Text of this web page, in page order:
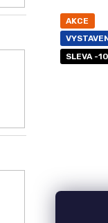
AKCE
SLEVA -